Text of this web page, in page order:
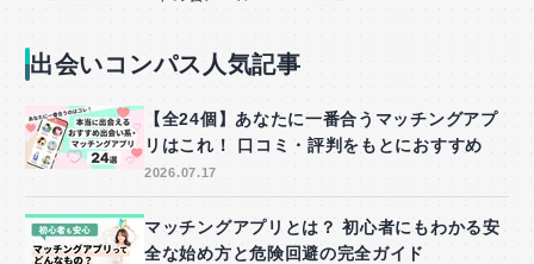
出会いコンパス人気記事
【全24個】あなたに一番合うマッチングアプ
リはこれ！ 口コミ・評判をもとにおすすめ
2026.07.17
マッチングアプリとは？ 初心者にもわかる安
全な始め方と危険回避の完全ガイド